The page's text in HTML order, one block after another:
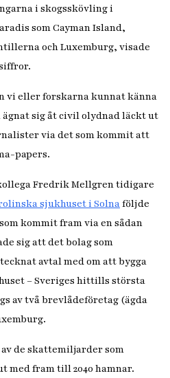
i skogsskövling i
som Cayman Island,
och Luxemburg, visade
vi eller forskarna kunnat känna
sig åt civil olydnad läckt ut
via det som kommit att
papers.
Fredrik Mellgren tidigare
sjukhuset i Solnaföljde
kommit fram via en sådan
sig att det bolag som
avtal med om att bygga
– Sveriges hittills största
av två brevlådeföretag (ägda
de skattemiljarder som
med fram till 2040 hamnar.